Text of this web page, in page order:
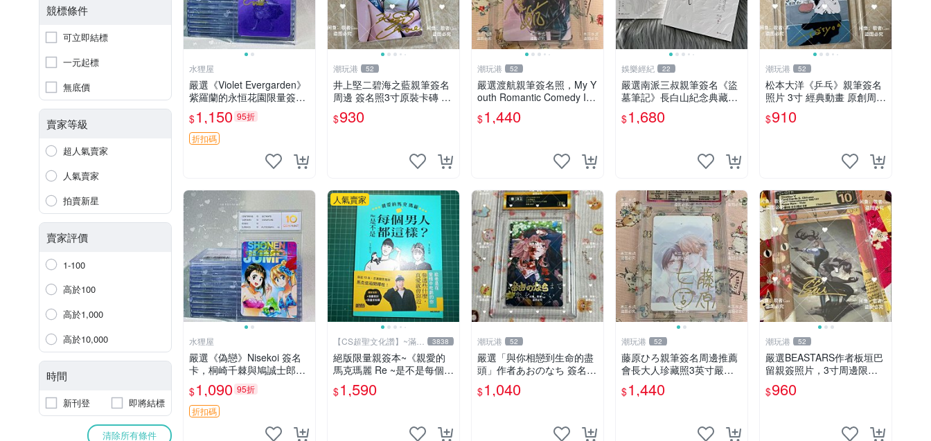
競標條件
可立即結標
一元起標
無底價
賣家等級
超人氣賣家
人氣賣家
拍賣新星
賣家評價
1-100
高於100
高於1,000
高於10,000
時間
新刊登 即將結標
清除所有條件
水狸屋
嚴選《Violet Evergarden》
紫羅蘭的永恒花園限量簽名
卡，3寸帶原裝卡磚 日本中
古收藏推薦 薇爾莉特 曜佳
奈 筆記本
$1,150 95折
折扣碼
潮玩港 52
井上堅二碧海之藍親筆簽名
周邊 簽名照3寸原裝卡磚 親
筆、收藏、簽名照
$930
潮玩港 52
嚴選渡航親筆簽名照，My Y
outh Romantic Comedy Is
Wrong限量收藏版 青春戀愛
物語 原創 漫畫周邊
$1,440
娛樂經紀 22
嚴選南派三叔親筆簽名《盜
墓筆記》長白山紀念典藏禮
盒，限量收藏必備 原著小說
定價 特別款
$1,680
潮玩港 52
松本大洋《乒乓》親筆簽名
照片 3寸 經典動畫 原創周邊
經典動漫 周邊收藏 照片卡
磚
$910
水狸屋
嚴選《偽戀》Nisekoi 簽名
卡，桐崎千棘與鳩誠士郎精
美周邊，3寸日版中古帶原
裝卡磚，國內直郵 偽戀 Nis
ekoi 簽名卡 桐崎千棘
$1,090 95折
折扣碼
人氣賣家
【CS超聖文化讚】~滿千
元送運
3838
絕版限量親簽本~《親愛的
馬克瑪麗 Re ~是不是每個男
人都這樣？（附贈快速通關
信封）》附書腰 歐馬克 吳
$1,590
潮玩港 52
嚴選「與你相戀到生命的盡
頭」作者あおのなち 簽名照
片 3寸原裝卡磚 親筆簽名照
收藏佳品 周邊限定 照片拍
$1,040
潮玩港 52
藤原ひろ親筆簽名周邊推薦
會長大人珍藏照3英寸嚴選
女仆紀念品 面簽收藏 會長
大人 簽名照 女仆照 面簽收
$1,440
潮玩港 52
嚴選BEASTARS作者板垣巴
留親簽照片，3寸周邊限量
收藏 BEASTARS 作者 經典
細節收藏
$960